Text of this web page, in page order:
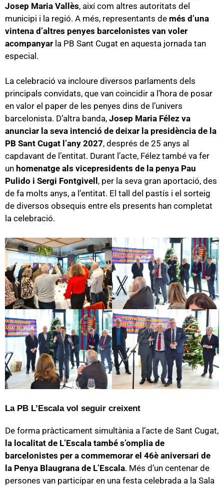
Josep Maria Vallès, així com altres autoritats del
municipi i la regió. A més, representants de més d’una
vintena d’altres penyes barcelonistes van voler
acompanyar la PB Sant Cugat en aquesta jornada tan
especial.
La celebració va incloure diversos parlaments dels
principals convidats, que van coincidir a l’hora de posar
en valor el paper de les penyes dins de l’univers
barcelonista. D’altra banda, Josep Maria Félez va
anunciar la seva intenció de deixar la presidència de la
PB Sant Cugat l’any 2027, després de 25 anys al
capdavant de l’entitat. Durant l’acte, Félez també va fer
un homenatge als vicepresidents de la penya Pau
Pulido i Sergi Fontgivell , per la seva gran aportació, des
de fa molts anys, a l’entitat. El tall del pastís i el sorteig
de diversos obsequis entre els presents han completat
la celebració.
La PB L’Escala vol seguir creixent
De forma pràcticament simultània a l’acte de Sant Cugat,
la localitat de L’Escala també s’omplia de
barcelonistes per a commemorar el 46è aniversari de
la Penya Blaugrana de L’Escala. Més d’un centenar de
persones van participar en una festa celebrada a la Sala